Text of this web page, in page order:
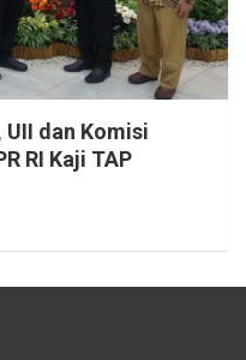
dan Komisi
RI Kaji TAP